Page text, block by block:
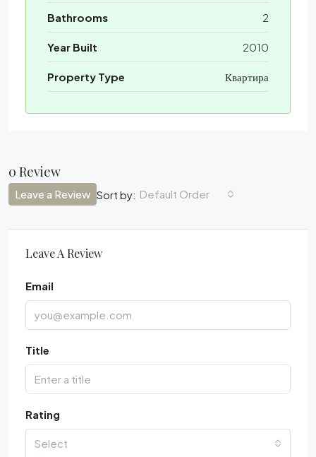
Bathrooms 2
Year Built 2010
Property Type Квартира
0 Review
Sort by: Default Order
Leave a Review
Leave A Review
Email
Title
Rating
Select